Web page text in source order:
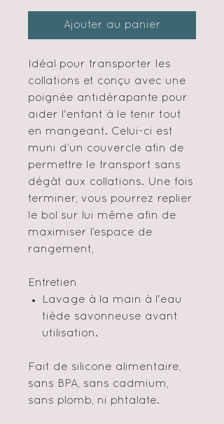
Ajouter au panier
Idéal pour transporter les
collations et conçu avec une
poignée antidérapante pour
aider l'enfant à le tenir tout
en mangeant. Celui-ci est
muni d’un couvercle afin de
permettre le transport sans
dégât aux collations. Une fois
terminer, vous pourrez replier
le bol sur lui même afin de
maximiser l’espace de
rangement,
Entretien
Lavage à la main à l'eau
tiède savonneuse avant
utilisation.
Fait de silicone alimentaire,
sans BPA, sans cadmium,
sans plomb, ni phtalate.